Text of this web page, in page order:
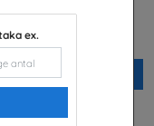
ex.
svar om hiv
Beställ 0kr